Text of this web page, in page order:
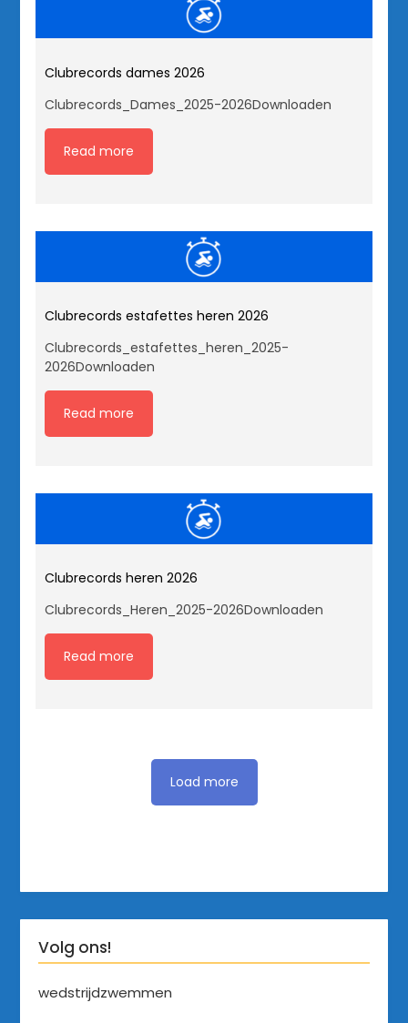
Clubrecords dames 2026
Clubrecords_Dames_2025-2026Downloaden
Read more
Clubrecords estafettes heren 2026
Clubrecords_estafettes_heren_2025-
2026Downloaden
Read more
Clubrecords heren 2026
Clubrecords_Heren_2025-2026Downloaden
Read more
Load more
Volg ons!
wedstrijdzwemmen